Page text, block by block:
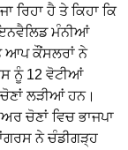
ਰਿਹਾ ਹੈ ਤੇ ਕਿਹਾ ਕਿ
ਇਨਵੈਲਿਡ ਮੰਨੀਆਂ
ਆਪ ਕੌਂਸਲਰਾਂ ਨੇ
ਨੂੰ 12 ਵੋਟੀਆਂ
ਲੜੀਆਂ ਹਨ।
ਚੋਣਾਂ ਵਿਚ ਭਾਜਪਾ
ਨੇ ਚੰਡੀਗੜ੍ਹ